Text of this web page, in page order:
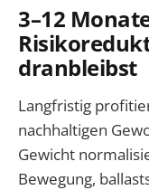
3–12
dranbleibst
Langfristig
nachhaltigen
Gewicht
Bewegung,